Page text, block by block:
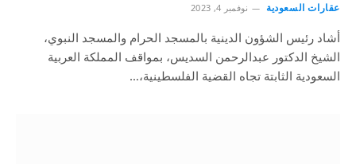
عقارات السعودية نوفمبر 4, 2023
أشاد رئيس الشؤون الدينية بالمسجد الحرام والمسجد النبوي،
الشيخ الدكتور عبدالرحمن السديس، بمواقف المملكة العربية
السعودية الثابتة تجاه القضية الفلسطينية،…